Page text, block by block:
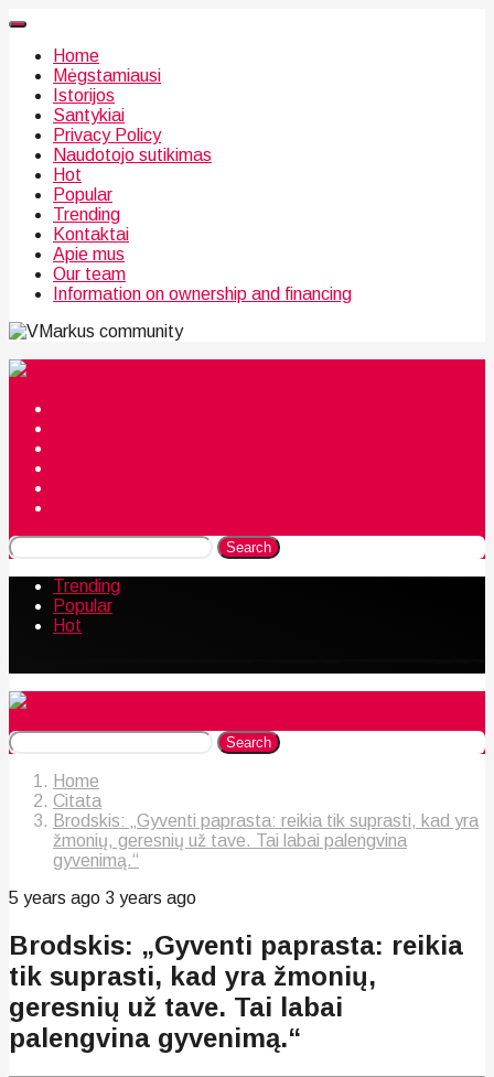
Home
Mėgstamiausi
Istorijos
Santykiai
Privacy Policy
Naudotojo sutikimas
Hot
Popular
Trending
Kontaktai
Apie mus
Our team
Information on ownership and financing
community
Search
Trending
Popular
Hot
Search
Home
Citata
Brodskis: „Gyventi paprasta: reikia tik suprasti, kad yra
žmonių, geresnių už tave. Tai labai palengvina
gyvenimą.“
5 years ago 3 years ago
Brodskis: „Gyventi paprasta: reikia
tik suprasti, kad yra žmonių,
geresnių už tave. Tai labai
palengvina gyvenimą.“